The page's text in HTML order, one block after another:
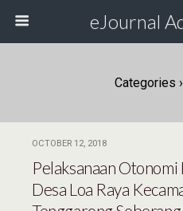
eJournal
Categories ›
OCTOBER 12, 2018
Pelaksanaan Otonomi
Desa Loa Raya